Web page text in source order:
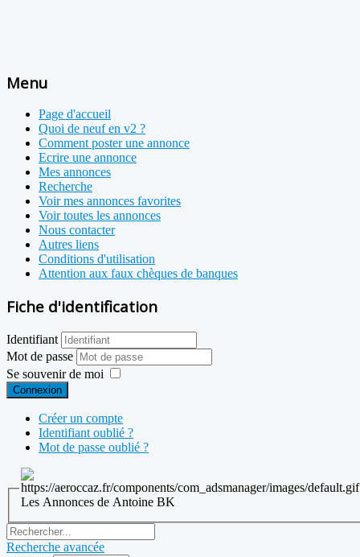
Menu
Page d'accueil
Quoi de neuf en v2 ?
Comment poster une annonce
Ecrire une annonce
Mes annonces
Recherche
Voir mes annonces favorites
Voir toutes les annonces
Nous contacter
Autres liens
Conditions d'utilisation
Attention aux faux chèques de banques
Fiche d'identification
Identifiant
Mot de passe
Se souvenir de moi
Connexion
Créer un compte
Identifiant oublié ?
Mot de passe oublié ?
Les Annonces de Antoine BK
Recherche avancée